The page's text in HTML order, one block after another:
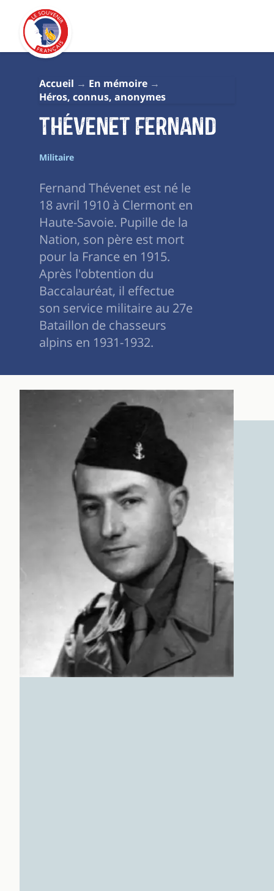
Accueil
En mémoire
Héros, connus, anonymes
Thévenet Fernand
Militaire
Fernand Thévenet est né le
18 avril 1910 à Clermont en
Haute-Savoie. Pupille de la
Nation, son père est mort
pour la France en 1915.
Après l'obtention du
Baccalauréat, il effectue
son service militaire au 27e
Bataillon de chasseurs
alpins en 1931-1932.